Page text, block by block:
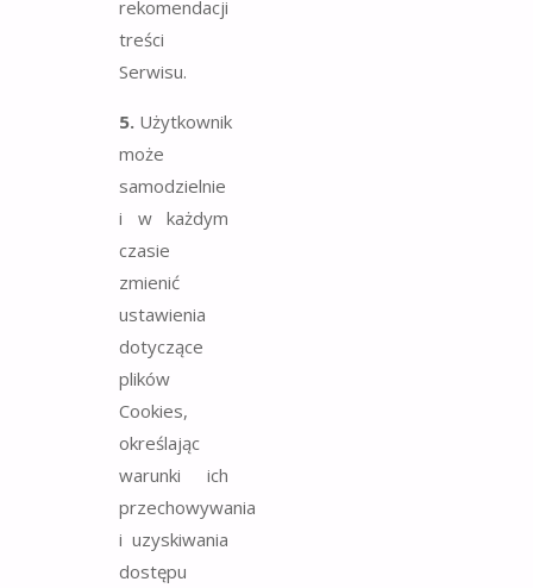
rekomendacji
treści
Serwisu.
5. Użytkownik
może
samodzielnie
i w każdym
czasie
zmienić
ustawienia
dotyczące
plików
Cookies,
określając
warunki ich
przechowywania
i uzyskiwania
dostępu